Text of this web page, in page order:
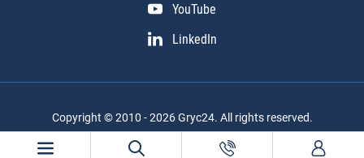
YouTube
LinkedIn
Copyright © 2010 - 2026 Gryc24. All rights reserved.
Realizacja projektu: Igor Chudy